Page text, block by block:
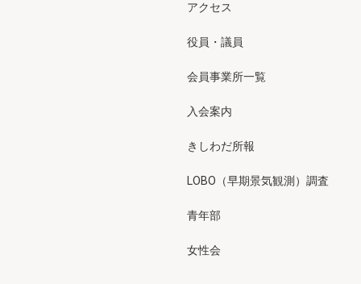
アクセス
役員・議員
会員事業所一覧
入会案内
きしわだ所報
LOBO（早期景気観測）調査
青年部
女性会